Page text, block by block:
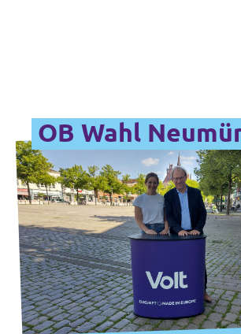
OB Wahl